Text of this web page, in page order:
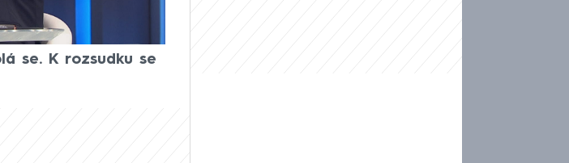
poslanci ho
zvlášť. Šéf hnutí
se. K rozsudku se